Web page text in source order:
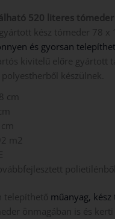
520 literes tómeder
kész tómeder 78 x
és gyorsan
kivitelű előre gyártott
készülnek.
cm
m2
telepíthető műanyag,
önmagában is és kerti